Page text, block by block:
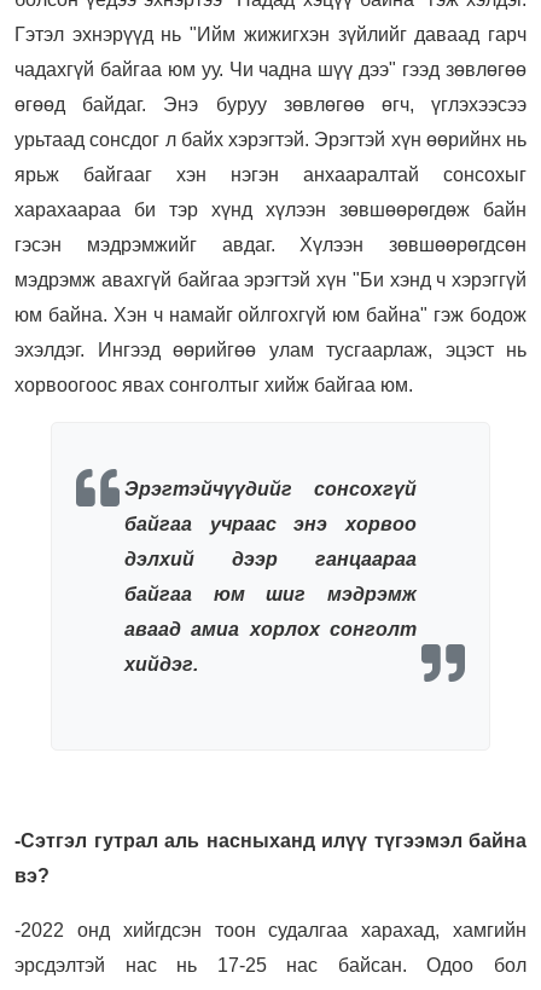
Гэтэл эхнэрүүд нь "Ийм жижигхэн зүйлийг даваад гарч
чадахгүй байгаа юм уу. Чи чадна шүү дээ" гээд зөвлөгөө
өгөөд байдаг. Энэ буруу зөвлөгөө өгч, үглэхээсээ
урьтаад сонсдог л байх хэрэгтэй. Эрэгтэй хүн өөрийнх нь
ярьж байгааг хэн нэгэн анхааралтай сонсохыг
харахаараа би тэр хүнд хүлээн зөвшөөрөгдөж байн
гэсэн мэдрэмжийг авдаг. Хүлээн зөвшөөрөгдсөн
мэдрэмж авахгүй байгаа эрэгтэй хүн "Би хэнд ч хэрэггүй
юм байна. Хэн ч намайг ойлгохгүй юм байна" гэж бодож
эхэлдэг. Ингээд өөрийгөө улам тусгаарлаж, эцэст нь
хорвоогоос явах сонголтыг хийж байгаа юм.
Эрэгтэйчүүдийг сонсохгүй
байгаа учраас энэ хорвоо
дэлхий дээр ганцаараа
байгаа юм шиг мэдрэмж
аваад амиа хорлох сонголт
хийдэг.
-Сэтгэл гутрал аль насныханд илүү түгээмэл байна
вэ?
-2022 онд хийгдсэн тоон судалгаа харахад, хамгийн
эрсдэлтэй нас нь 17-25 нас байсан. Одоо бол